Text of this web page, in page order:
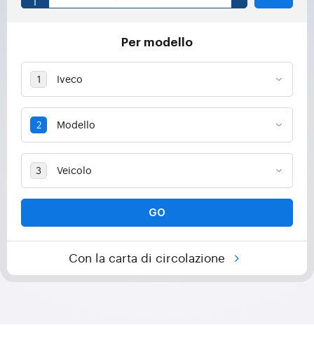
Per modello
GO
Con la carta di circolazione